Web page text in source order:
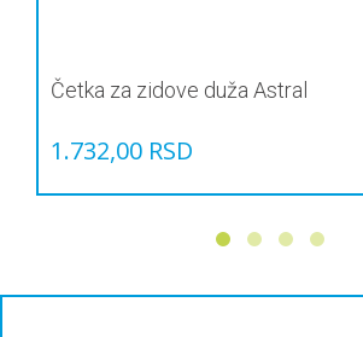
Četka za zidove duža Astral
1.732,00 RSD